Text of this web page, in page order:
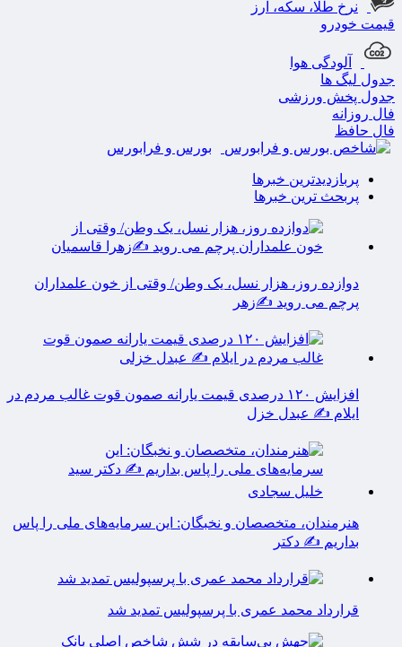
نرخ طلا، سکه، ارز
قیمت خودرو
آلودگی هوا
جدول لیگ ها
جدول پخش ورزشی
فال روزانه
فال حافظ
بورس و فرابورس
پربازدیدترین خبرها
پربحث ترین خبرها
دوازده روز، هزار نسل، یک وطن/ وقتی از خون علمداران
پرچم می روید ✍️زهر
افزایش ۱۲۰ درصدی قیمت یارانه صمون قوت غالب مردم در
ایلام ✍️ عبدل خزل
هنرمندان، متخصصان و نخبگان: این سرمایه‌های ملی را پاس
بداریم ✍️ دکتر
قرارداد محمد عمری با پرسپولیس تمدید شد